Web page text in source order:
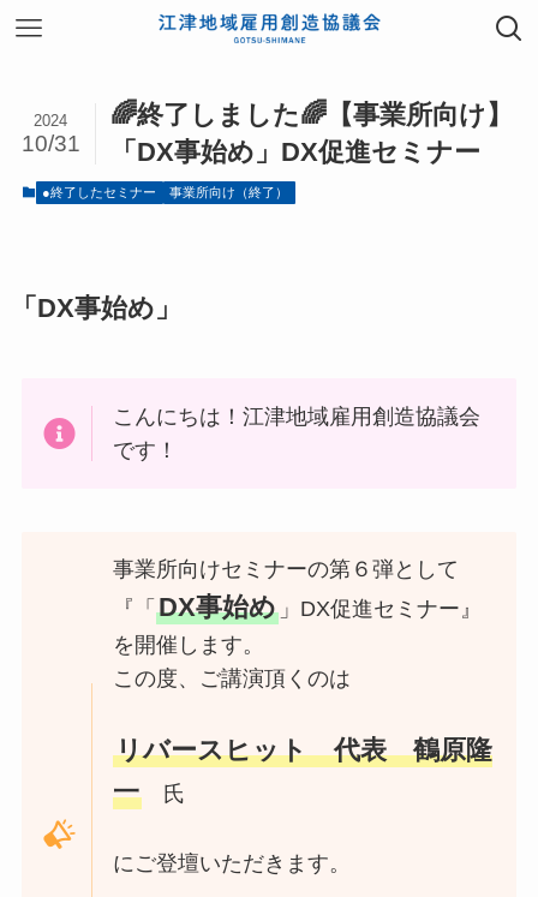
🌈終了しました🌈【事業所向け】
「DX事始め」DX促進セミナー
2024
10/31
●終了したセミナー 事業所向け（終了）
「DX事始め」
こんにちは！江津地域雇用創造協議会
です！
事業所向けセミナーの第６弾として
『「DX事始め 」DX促進セミナー』
を開催します。
この度、ご講演頂くのは
リバースヒット 代表 鶴原隆
一 氏
にご登壇いただきます。